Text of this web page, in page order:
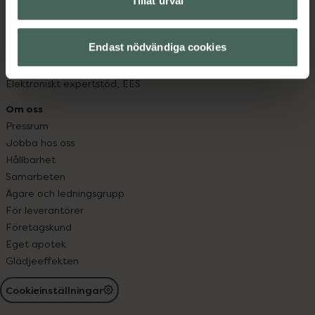
Endast nödvändiga cookies
Lämna in gammal medicin
Resa med läkemedel
Receptregistret
Elektroniskt expertstöd, EES
Om oss
Pressrum
Jobba hos oss
Hållbarhet
Samarbeten
Ägare och ledningsgrupp
För leverantörer
Företagskund
Eget apotek
Glädjeeffekten
Cookieinställningar